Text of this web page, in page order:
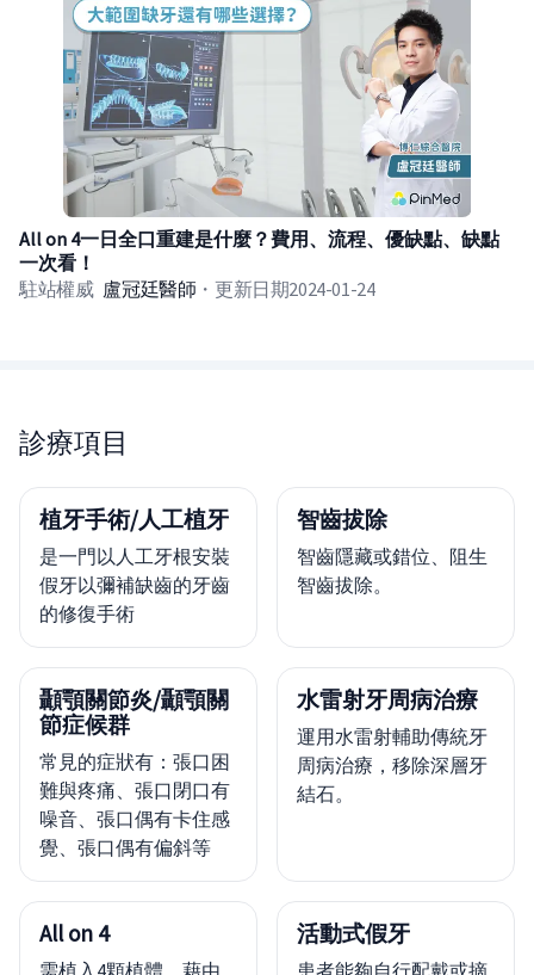
All on 4一日全口重建是什麼？費用、流程、優缺點、缺點
一次看！
駐站權威 盧冠廷醫師 ・更新日期2024-01-24
診療項目
植牙手術/人工植牙
是一門以人工牙根安裝
假牙以彌補缺齒的牙齒
的修復手術
智齒拔除
智齒隱藏或錯位、阻生
智齒拔除。
顳顎關節炎/顳顎關
節症候群
常見的症狀有：張口困
難與疼痛、張口閉口有
噪音、張口偶有卡住感
覺、張口偶有偏斜等
水雷射牙周病治療
運用水雷射輔助傳統牙
周病治療，移除深層牙
結石。
All on 4 活動式假牙